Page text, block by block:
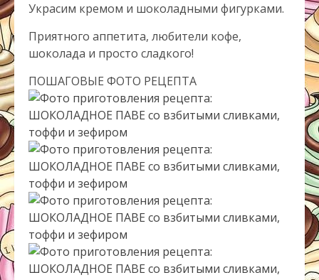
Украсим кремом и шоколадными фигурками.
Приятного аппетита, любители кофе,
шоколада и просто сладкого!
ПОШАГОВЫЕ ФОТО РЕЦЕПТА